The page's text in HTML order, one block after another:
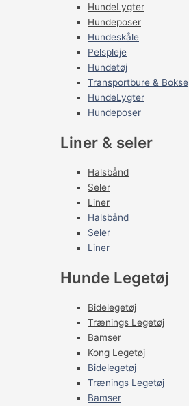
HundeLygter
Hundeposer
Hundeskåle
Pelspleje
Hundetøj
Transportbure & Bokse
HundeLygter
Hundeposer
Liner & seler
Halsbånd
Seler
Liner
Halsbånd
Seler
Liner
Hunde Legetøj
Bidelegetøj
Trænings Legetøj
Bamser
Kong Legetøj
Bidelegetøj
Trænings Legetøj
Bamser